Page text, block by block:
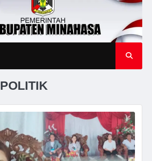
POLITIK